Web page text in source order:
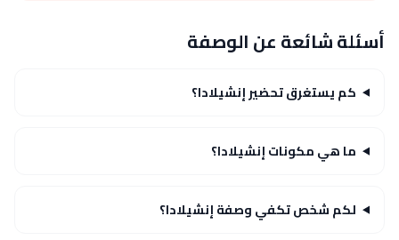
أسئلة شائعة عن الوصفة
كم يستغرق تحضير إنشيلادا؟
ما هي مكونات إنشيلادا؟
لكم شخص تكفي وصفة إنشيلادا؟